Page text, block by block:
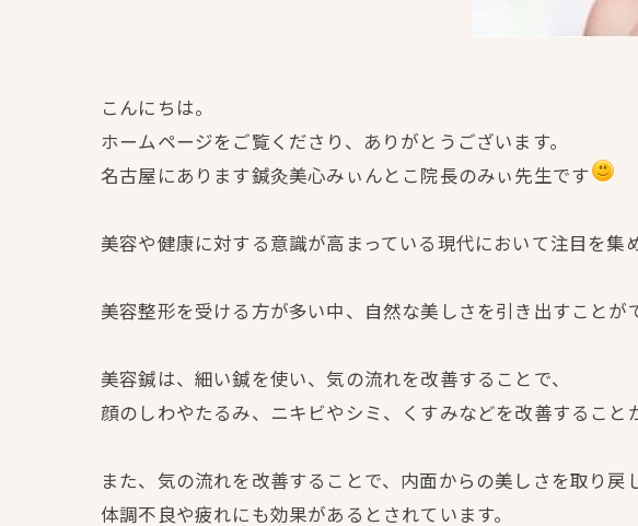
こんにちは。
ホームページをご覧くださり、ありがとうございます。
名古屋にあります鍼灸美心みぃんとこ院長のみぃ先生です
美容や健康に対する意識が高まっている現代において注目を集
美容整形を受ける方が多い中、自然な美しさを引き出すことが
美容鍼は、細い鍼を使い、気の流れを改善することで、
顔のしわやたるみ、ニキビやシミ、くすみなどを改善すること
また、気の流れを改善することで、内面からの美しさを取り戻
体調不良や疲れにも効果があるとされています。